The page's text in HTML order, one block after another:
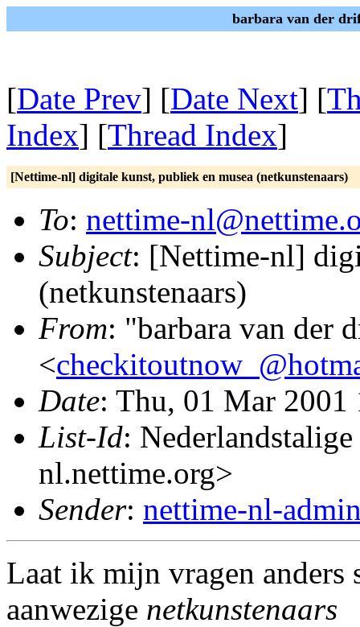
barbara van der
[Date Prev] [Date Next] [
Index] [Thread Index]
[Nettime-nl] digitale kunst, publiek en musea (netkunstenaars)
To: nettime-
Subject: [Nettime-nl]
(netkunstenaars)
From: "barbara van der
<
Date: Thu, 01 Mar 2001
List-Id:
nl.nettime.org>
Sender: nettime-nl-
Laat ik mijn vragen anders
aanwezige netkunstenaars